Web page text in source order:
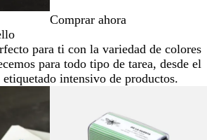
Comprar ahora
para ti con la variedad de colores
para todo tipo de tarea, desde el
intensivo de productos.